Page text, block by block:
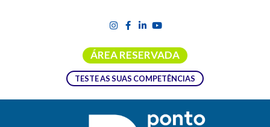
ÁREA RESERVADA
TESTE AS SUAS COMPETÊNCIAS